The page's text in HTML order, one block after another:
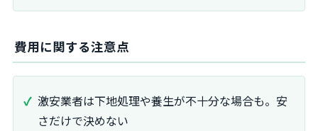
費用に関する注意点
激安業者は下地処理や養生が不十分な場合も。安
さだけで決めない